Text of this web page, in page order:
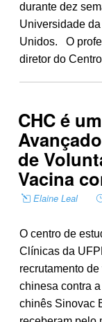
durante dez
Universidade
Unidos. O
diretor do
CHC é
de
Vacina
Elaine Leal
O centro de
Clínicas da
recrutamento
chinesa contra
chinês Sinovac